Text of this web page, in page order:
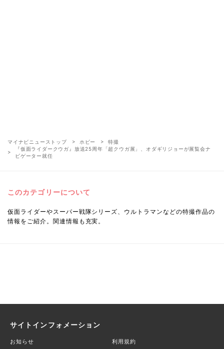
マイナビニューストップ ホビー
特撮
『仮面ライダークウガ』放送25周年「超クウガ展」、オダギリジョーが展覧会ナ
ビゲーター就任
このカテゴリーについて
仮面ライダーやスーパー戦隊シリーズ、ウルトラマンなどの特撮作品の
情報をご紹介。関連情報も充実。
サイトインフォメーション
お知らせ 利用規約